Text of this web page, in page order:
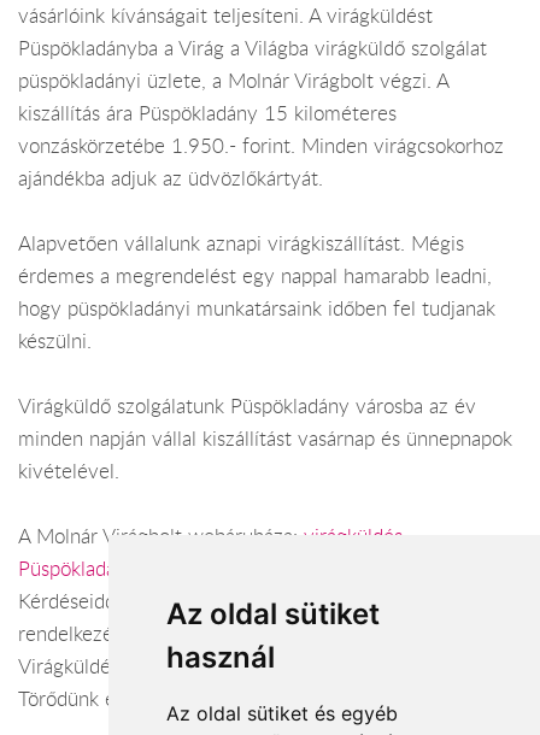
Az oldal sütiket
használ
Az oldal sütiket és egyéb
vásárlóink kívánságait teljesíteni. A virágküldést
Püspökladányba a Virág a Világba virágküldő szolgálat
püspökladányi üzlete, a Molnár Virágbolt végzi. A
kiszállítás ára Püspökladány 15 kilométeres
vonzáskörzetébe 1.950.- forint. Minden virágcsokorhoz
ajándékba adjuk az üdvözlőkártyát.
Alapvetően vállalunk aznapi virágkiszállítást. Mégis
érdemes a megrendelést egy nappal hamarabb leadni,
hogy püspökladányi munkatársaink időben fel tudjanak
készülni.
Virágküldő szolgálatunk Püspökladány városba az év
minden napján vállal kiszállítást vasárnap és ünnepnapok
kivételével.
A Molnár Virágbolt webáruháza: virágküldés
Püspökladány
Kérdéseiddel kapcsolatban örömmel állunk
rendelkezésedre.
Virágküldés Püspökladány
Törődünk egymással